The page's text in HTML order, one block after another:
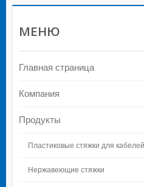
МЕНЮ
Главная страница
Компания
Продукты
Пластиковые стяжки для кабелей
Нержавеющие стяжки